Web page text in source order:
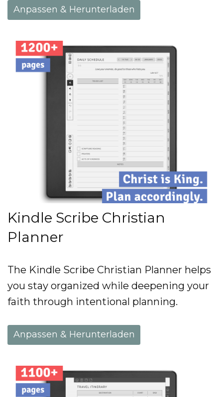
Anpassen & Herunterladen
Kindle Scribe Christian
Planner
The Kindle Scribe Christian Planner helps
you stay organized while deepening your
faith through intentional planning.
Anpassen & Herunterladen